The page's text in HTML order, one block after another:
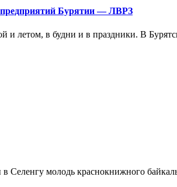
предприятий Бурятии — ЛВРЗ
летом, в будни и в праздники. В
молодь краснокнижного